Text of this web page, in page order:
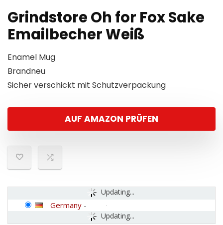
Grindstore Oh for Fox Sake
Emailbecher Weiß
Enamel Mug
Brandneu
Sicher verschickt mit Schutzverpackung
AUF AMAZON PRÜFEN
Updating...
Updating...
Germany -